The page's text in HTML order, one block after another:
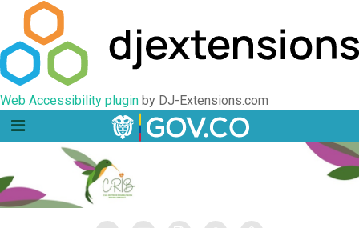
Web Accessibility plugin by DJ-Extensions.com